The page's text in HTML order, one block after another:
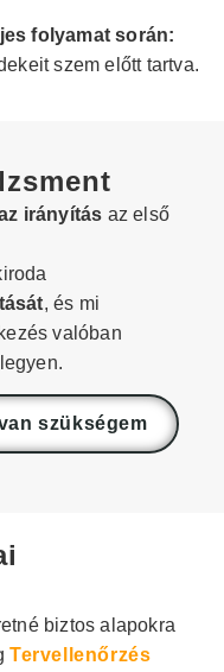
folyamat során:
szem előtt tartva.
irányítás az első
, és mi
valóban
szükségem
biztos alapokra
Tervellenőrzés